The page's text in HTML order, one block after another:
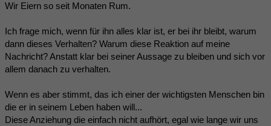
Wir Eiern so seit Monaten Rum.
Ich frage mich, wenn für ihn alles klar ist, er bei ihr bleibt, warum
dann dieses Verhalten? Warum diese Reaktion auf meine
Nachricht? Anstatt klar bei seiner Aussage zu bleiben und sich vor
allem danach zu verhalten.
Wenn es aber stimmt, das ich einer der wichtigsten Menschen bin
die er in seinem Leben haben will...
Diese Anziehung die einfach nicht aufhört, egal wie lange wir uns